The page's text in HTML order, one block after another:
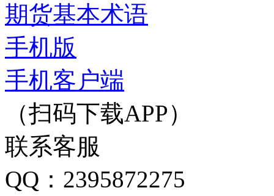
期货基本术语
手机版
手机客户端
（扫码下载APP）
联系客服
QQ：2395872275